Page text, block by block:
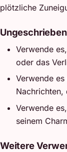
plötzliche
Verwende
oder das
Verwende
Nachrichten,
Verwende
seinem
Weitere